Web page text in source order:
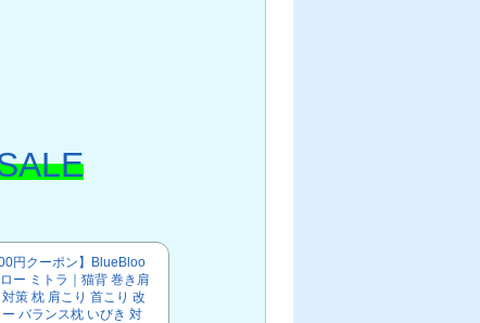
円クーポン】BlueBloo
ー ミトラ｜猫背 巻き肩
策 枕 肩こり 首こり 改
バランス枕 いびき 対